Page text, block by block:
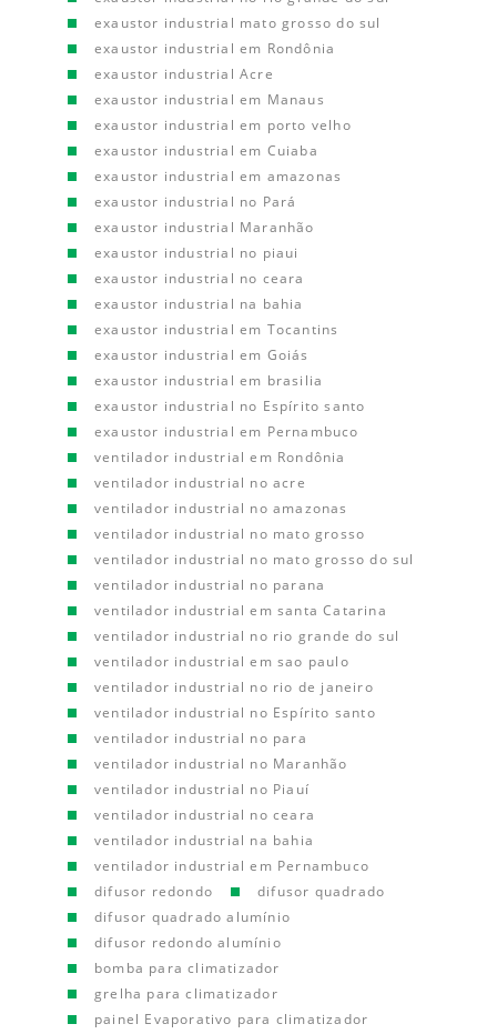
exaustor industrial mato grosso do sul
exaustor industrial em Rondônia
exaustor industrial Acre
exaustor industrial em Manaus
exaustor industrial em porto velho
exaustor industrial em Cuiaba
exaustor industrial em amazonas
exaustor industrial no Pará
exaustor industrial Maranhão
exaustor industrial no piaui
exaustor industrial no ceara
exaustor industrial na bahia
exaustor industrial em Tocantins
exaustor industrial em Goiás
exaustor industrial em brasilia
exaustor industrial no Espírito santo
exaustor industrial em Pernambuco
ventilador industrial em Rondônia
ventilador industrial no acre
ventilador industrial no amazonas
ventilador industrial no mato grosso
ventilador industrial no mato grosso do sul
ventilador industrial no parana
ventilador industrial em santa Catarina
ventilador industrial no rio grande do sul
ventilador industrial em sao paulo
ventilador industrial no rio de janeiro
ventilador industrial no Espírito santo
ventilador industrial no para
ventilador industrial no Maranhão
ventilador industrial no Piauí
ventilador industrial no ceara
ventilador industrial na bahia
ventilador industrial em Pernambuco
difusor redondo
difusor quadrado
difusor quadrado alumínio
difusor redondo alumínio
bomba para climatizador
grelha para climatizador
painel Evaporativo para climatizador